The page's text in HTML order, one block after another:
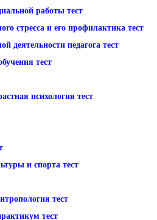
работы тест
стресса и его профилактика тест
деятельности педагога тест
тест
психология тест
и спорта тест
тест
тест